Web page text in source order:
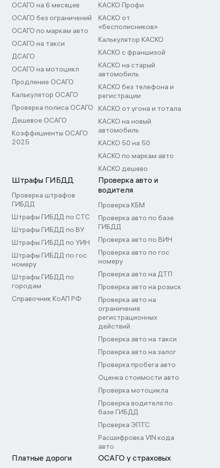
ОСАГО на 6 месяцев
ОСАГО без ограничений
ОСАГО по маркам авто
ОСАГО на такси
ДСАГО
ОСАГО на мотоцикл
Продление ОСАГО
Калькулятор ОСАГО
Проверка полиса ОСАГО
Дешевое ОСАГО
Коэффициенты ОСАГО
2025
КАСКО Профи
КАСКО от
«бесполисников»
Калькулятор КАСКО
КАСКО с франшизой
КАСКО на старый
автомобиль
КАСКО без телефона и
регистрации
КАСКО от угона и тотала
КАСКО на новый
автомобиль
КАСКО 50 на 50
КАСКО по маркам авто
КАСКО дешево
Штрафы ГИБДД
Проверка штрафов
ГИБДД
Штрафы ГИБДД по СТС
Штрафы ГИБДД по ВУ
Штрафы ГИБДД по УИН
Штрафы ГИБДД по гос
номеру
Штрафы ГИБДД по
городам
Справочник КоАП РФ
Проверка авто и
водителя
Проверка КБМ
Проверка авто по базе
ГИБДД
Проверка авто по ВИН
Проверка авто по гос
номеру
Проверка авто на ДТП
Проверка авто на розыск
Проверка авто на
ограничения
регистрационных
действий
Проверка авто на такси
Проверка авто на залог
Проверка пробега авто
Оценка стоимости авто
Проверка мотоцикла
Проверка водителя по
базе ГИБДД
Проверка ЭПТС
Расшифровка VIN кода
авто
Платные дороги ОСАГО у страховых